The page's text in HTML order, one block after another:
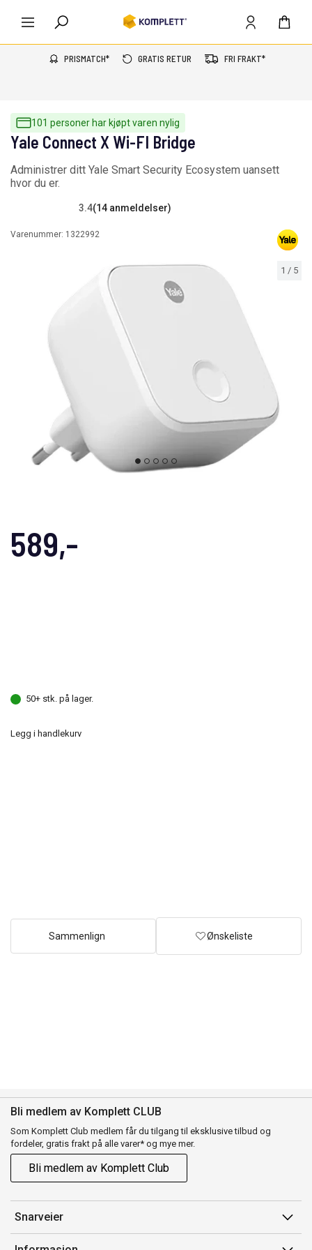
PRISMATCH* GRATIS RETUR FRI FRAKT*
101 personer har kjøpt varen nylig
1 / 5
Yale Connect X Wi-FI Bridge
Administrer ditt Yale Smart Security Ecosystem uansett
hvor du er.
3.4(14 anmeldelser)
Varenummer: 1322992
589,-
50+ stk. på lager.
Legg i handlekurv
Sammenlign Ønskeliste
Bli medlem av Komplett CLUB
Som Komplett Club medlem får du tilgang til eksklusive tilbud og
fordeler, gratis frakt på alle varer* og mye mer.
Bli medlem av Komplett Club
Snarveier
Min side